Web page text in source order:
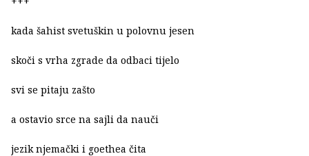
kada šahist svetuškin u polovnu jesen
skoči s vrha zgrade da odbaci tijelo
svi se pitaju zašto
a ostavio srce na sajli da nauči
jezik njemački i goethea čita